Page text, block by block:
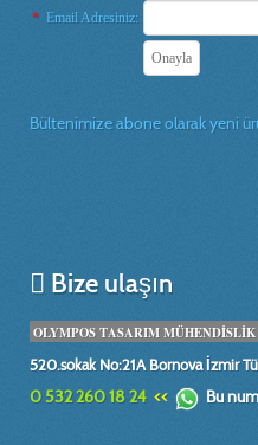
* Email Adresiniz:
Bültenimize abone olarak yeni
Bize ulaşın
OLYMPOS TASARIM
520.sokak No:21A Bornova İzmir
0 532 260 18 24 << Bu